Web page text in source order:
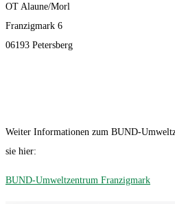
OT Alaune/Morl
Franzigmark 6
06193 Petersberg
Weiter Informationen zum BUND-
sie hier:
BUND-Umweltzentrum Franzigmark